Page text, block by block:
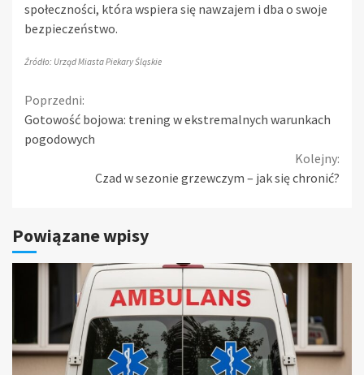
społeczności, która wspiera się nawzajem i dba o swoje
bezpieczeństwo.
Źródło: Urząd Miasta Piekary Śląskie
Continue
Reading
Poprzedni:
Gotowość bojowa: trening w ekstremalnych warunkach
pogodowych
Kolejny:
Czad w sezonie grzewczym – jak się chronić?
Powiązane wpisy